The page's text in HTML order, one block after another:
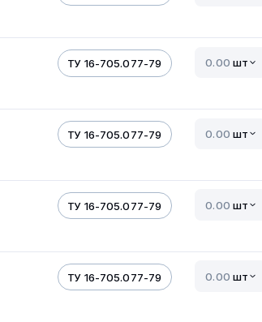
ТУ 16-705.077-79 шт
ТУ 16-705.077-79 шт
ТУ 16-705.077-79 шт
ТУ 16-705.077-79 шт